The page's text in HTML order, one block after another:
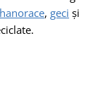
hanorace, geci și